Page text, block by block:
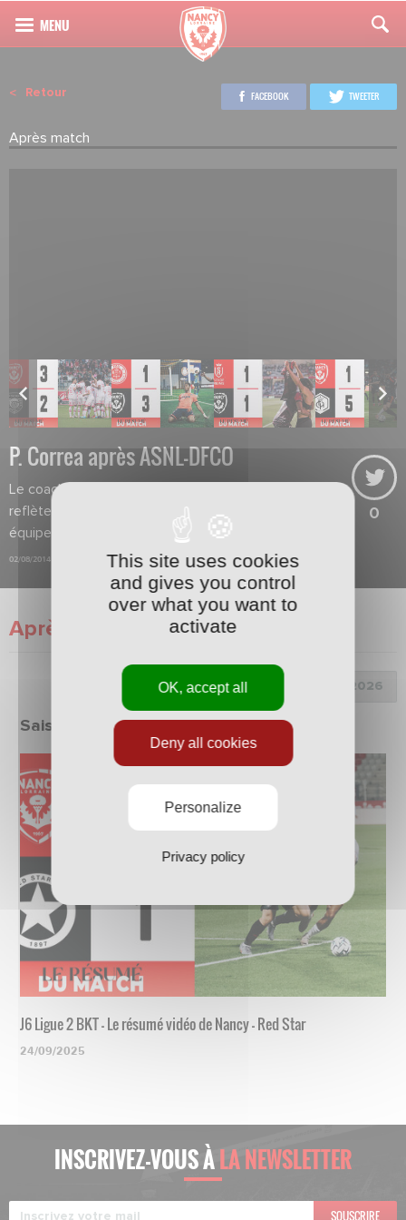
Retour
Après match
FACEBOOK TWEETER
P. Correa après ASNL-DFCO
Le coach regrette que le résultat ne
reflète pas la performance de son
équipe.
02/08/2014
0
Après match
Choix de la saison :
Saison 2025/2026
J6 Ligue 2 BKT - Le résumé vidéo de Nancy - Red Star
24/09/2025
INSCRIVEZ-VOUS ÀLA NEWSLETTER
SOUSCRIRE
This site uses cookies
and gives you control
over what you want to
activate
OK, accept all
Deny all cookies
Personalize
Privacy policy